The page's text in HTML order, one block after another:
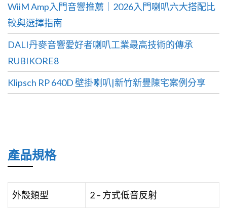
WiiM Amp入門音響推薦｜2026入門喇叭六大搭配比
較與選擇指南
DALI丹麥音響愛好者喇叭工業最高技術的傳承
RUBIKORE8
Klipsch RP 640D 壁掛喇叭|新竹新豐陳宅案例分享
產品規格
外殼類型 2 – 方式低音反射